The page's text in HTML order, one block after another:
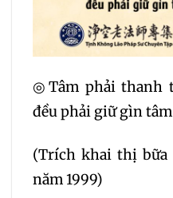
◎Tâm phải thanh
đều phải giữ gìn
(Trích khai thị bữa
năm 1999)